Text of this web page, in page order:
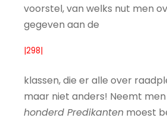
voorstel, van welks nut men
gegeven aan de
|298|
klassen, die er alle over
maar niet anders! Neemt
honderd Predikanten moest